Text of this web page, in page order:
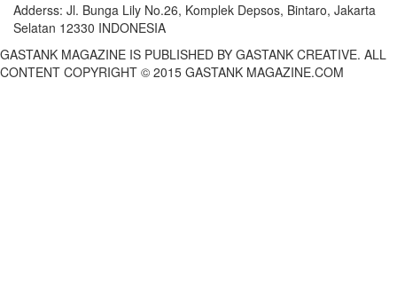
Adderss: Jl. Bunga Lily No.26, Komplek Depsos, Bintaro, Jakarta
Selatan 12330 INDONESIA
GASTANK MAGAZINE IS PUBLISHED BY GASTANK CREATIVE. ALL
CONTENT COPYRIGHT © 2015 GASTANK MAGAZINE.COM